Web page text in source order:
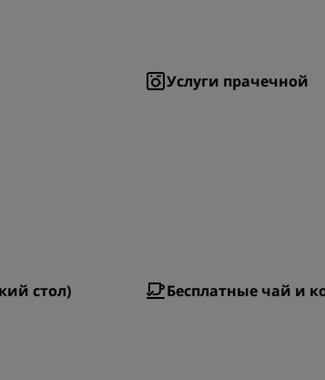
Услуги прачечной
стол) Бесплатные чай и